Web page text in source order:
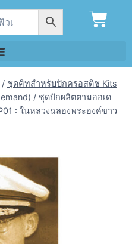
/ ชุดคิทสำหรับปักครอสติช Kits
/ ชุดปักผลิตตามออเด
: ในหลวงฉลองพระองค์ขาว